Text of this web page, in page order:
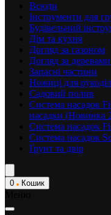
Всюди
Інструменти для
Будівельний
Дім та кухня
Догляд за газоном
Догляд за
Запасні частини
Ножиці для
Садовий полив
Система насадок
насадки (Новинка
Система насадок
Система насадок
Ґрунт та двір
0 Кошик